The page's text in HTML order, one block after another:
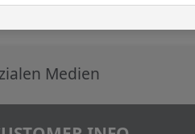
Medien